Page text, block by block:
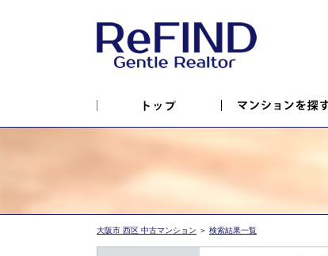
大阪市 西区 中古マンション ＞ 検索結果一覧